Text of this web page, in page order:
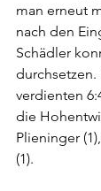
man erneut
nach den
Schädler
verdienten
die
Plieninger
(1).